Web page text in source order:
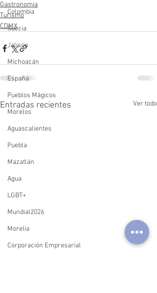
Colombia
Suecia
Jalisco
Michoacán
España
Pueblos Mágicos
Morelos
Aguascalientes
Puebla
Mazatlán
Agua
LGBT+
Mundial2026
Morelia
Corporación Empresarial
Gastronomia
Turismo
CDMX
Entradas recientes Ver todo